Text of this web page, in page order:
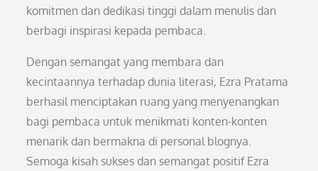
komitmen dan dedikasi tinggi dalam menulis dan
berbagi inspirasi kepada pembaca.
Dengan semangat yang membara dan
kecintaannya terhadap dunia literasi, Ezra Pratama
berhasil menciptakan ruang yang menyenangkan
bagi pembaca untuk menikmati konten-konten
menarik dan bermakna di personal blognya.
Semoga kisah sukses dan semangat positif Ezra